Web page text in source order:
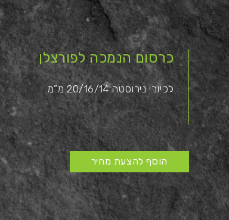
כרסום הנמכה לפורצלן
לכיורי נירוסטה 20/16/14 מ”מ
הוסף להצעת מחיר